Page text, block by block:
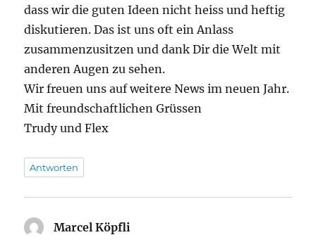
dass wir die guten Ideen nicht heiss und heftig
diskutieren. Das ist uns oft ein Anlass
zusammenzusitzen und dank Dir die Welt mit
anderen Augen zu sehen.
Wir freuen uns auf weitere News im neuen Jahr.
Mit freundschaftlichen Grüssen
Trudy und Flex
Antworten
Marcel Köpfli